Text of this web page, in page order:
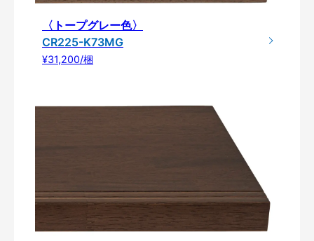
〈トープグレー色〉
CR225-K73MG
¥31,200/梱